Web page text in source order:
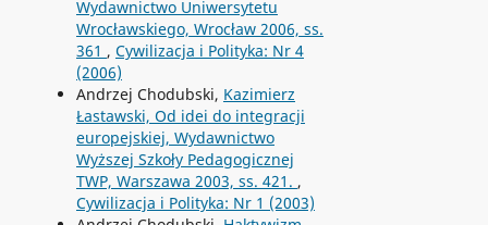
Wydawnictwo Uniwersytetu
Wrocławskiego, Wrocław 2006, ss.
361 , Cywilizacja i Polityka: Nr 4
(2006)
Andrzej Chodubski, Kazimierz
Łastawski, Od idei do integracji
europejskiej, Wydawnictwo
Wyższej Szkoły Pedagogicznej
TWP, Warszawa 2003, ss. 421. ,
Cywilizacja i Polityka: Nr 1 (2003)